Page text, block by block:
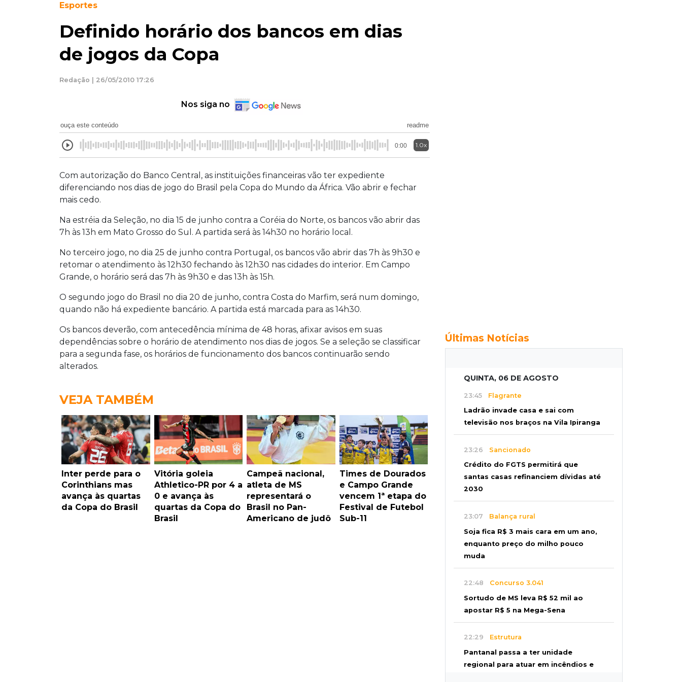
Esportes
Definido horário dos bancos em dias
de jogos da Copa
Redação | 26/05/2010 17:26
Nos siga no
ouça este conteúdo readme
0:00 1.0x
Com autorização do Banco Central, as instituições financeiras vão ter expediente
diferenciando nos dias de jogo do Brasil pela Copa do Mundo da África. Vão abrir e fechar
mais cedo.
Na estréia da Seleção, no dia 15 de junho contra a Coréia do Norte, os bancos vão abrir das
7h às 13h em Mato Grosso do Sul. A partida será às 14h30 no horário local.
No terceiro jogo, no dia 25 de junho contra Portugal, os bancos vão abrir das 7h às 9h30 e
retomar o atendimento às 12h30 fechando às 12h30 nas cidades do interior. Em Campo
Grande, o horário será das 7h às 9h30 e das 13h às 15h.
O segundo jogo do Brasil no dia 20 de junho, contra Costa do Marfim, será num domingo,
quando não há expediente bancário. A partida está marcada para as 14h30.
Os bancos deverão, com antecedência mínima de 48 horas, afixar avisos em suas
dependências sobre o horário de atendimento nos dias de jogos. Se a seleção se classificar
para a segunda fase, os horários de funcionamento dos bancos continuarão sendo
alterados.
VEJA TAMBÉM
Inter perde para o
Corinthians mas
avança às quartas
da Copa do Brasil
Vitória goleia
Athletico-PR por 4 a
0 e avança às
quartas da Copa do
Brasil
Campeã nacional,
atleta de MS
representará o
Brasil no Pan-
Americano de judô
Times de Dourados
e Campo Grande
vencem 1ª etapa do
Festival de Futebol
Sub-11
Últimas Notícias
QUINTA, 06 DE AGOSTO
23:45 Flagrante
Ladrão invade casa e sai com
televisão nos braços na Vila Ipiranga
23:26 Sancionado
Crédito do FGTS permitirá que
santas casas refinanciem dívidas até
2030
23:07 Balança rural
Soja fica R$ 3 mais cara em um ano,
enquanto preço do milho pouco
muda
22:48 Concurso 3.041
Sortudo de MS leva R$ 52 mil ao
apostar R$ 5 na Mega-Sena
22:29 Estrutura
Pantanal passa a ter unidade
regional para atuar em incêndios e